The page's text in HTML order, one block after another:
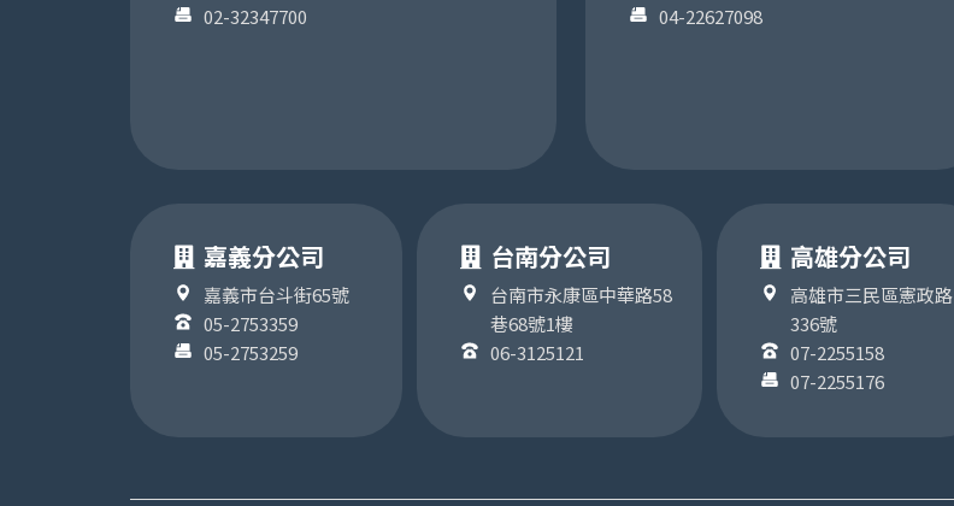
02-32347700
04-22627098
嘉義分公司
嘉義市台斗街65號
05-2753359
05-2753259
台南分公司
台南市永康區中華路58
巷68號1樓
06-3125121
高雄分公司
高雄市三民區憲政路
336號
07-2255158
07-2255176